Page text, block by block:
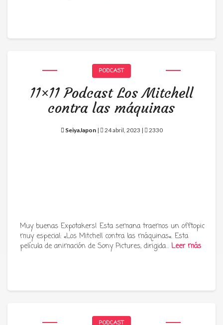
PODCAST
11×11 Podcast Los Mitchell
contra las máquinas
SeiyaJapon| 24 abril, 2023 | 2330
Muy buenas Expotakers! Esta semana traemos un offtopic
muy especial: «Los Mitchell contra las máquinas«. Esta
película de animación de Sony Pictures, dirigida… Leer más
PODCAST